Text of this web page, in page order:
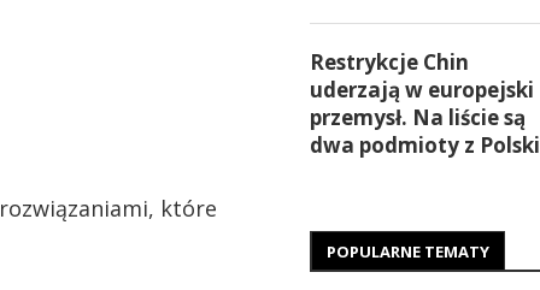
które
Restrykcje Chin
uderzają w europejski
przemysł. Na liście są
dwa podmioty z Polski
POPULARNE TEMATY